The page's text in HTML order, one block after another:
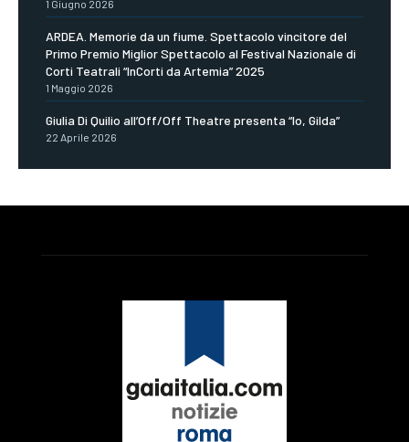
1 Giugno 2026
ARDEA. Memorie da un fiume. Spettacolo vincitore del
Primo Premio Miglior Spettacolo al Festival Nazionale di
Corti Teatrali “InCorti da Artemia” 2025
1 Maggio 2026
Giulia Di Quilio all’Off/Off Theatre presenta “Io, Gilda”
22 Aprile 2026